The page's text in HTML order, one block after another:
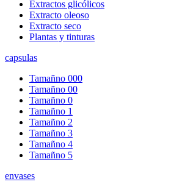
Extractos glicólicos
Extracto oleoso
Extracto seco
Plantas y tinturas
capsulas
Tamañno 000
Tamañno 00
Tamañno 0
Tamañno 1
Tamañno 2
Tamañno 3
Tamañno 4
Tamañno 5
envases